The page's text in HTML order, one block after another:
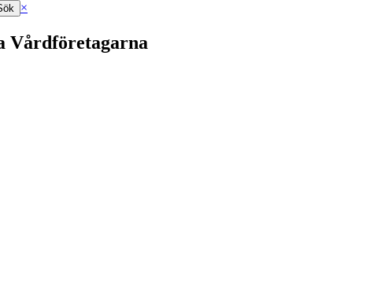
×
Vårdföretagarna